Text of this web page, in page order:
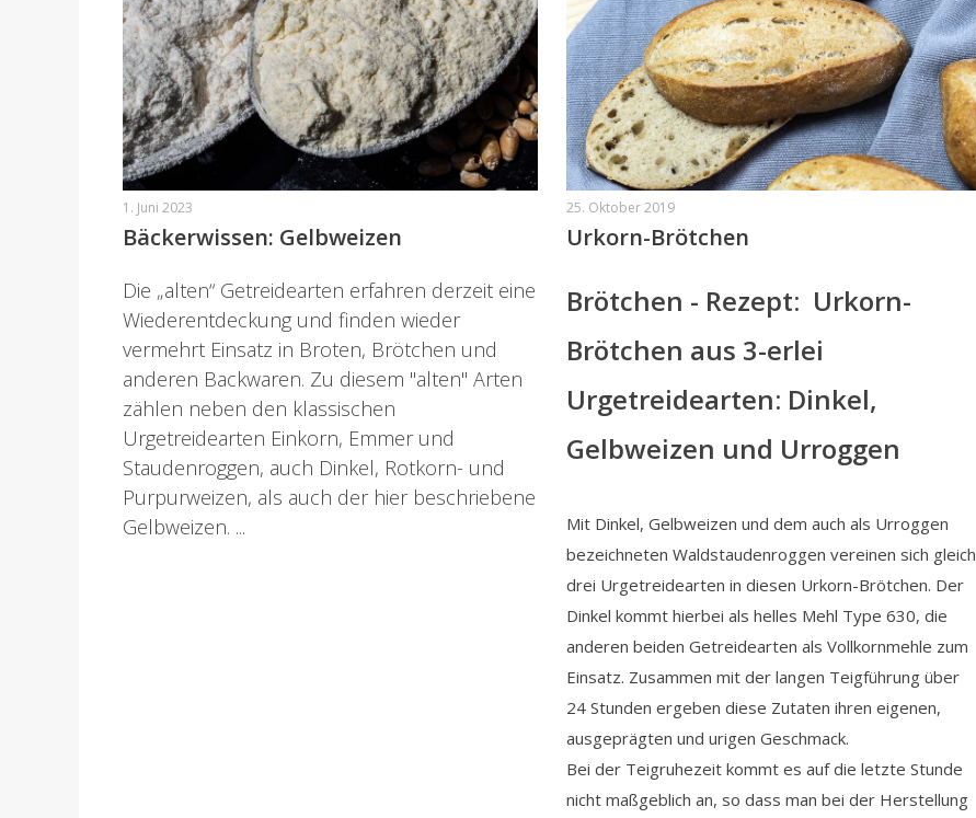
1. Juni 2023
Bäckerwissen: Gelbweizen
Die „alten“ Getreidearten erfahren derzeit eine
Wiederentdeckung und finden wieder
vermehrt Einsatz in Broten, Brötchen und
anderen Backwaren. Zu diesem "alten" Arten
zählen neben den klassischen
Urgetreidearten Einkorn, Emmer und
Staudenroggen, auch Dinkel, Rotkorn- und
Purpurweizen, als auch der hier beschriebene
Gelbweizen. ...
25. Oktober 2019
Urkorn-Brötchen
Brötchen - Rezept: Urkorn-
Brötchen aus 3-erlei
Urgetreidearten: Dinkel,
Gelbweizen und Urroggen
Mit Dinkel, Gelbweizen und dem auch als Urroggen
bezeichneten Waldstaudenroggen vereinen sich gleich
drei Urgetreidearten in diesen Urkorn-Brötchen. Der
Dinkel kommt hierbei als helles Mehl Type 630, die
anderen beiden Getreidearten als Vollkornmehle zum
Einsatz. Zusammen mit der langen Teigführung über
24 Stunden ergeben diese Zutaten ihren eigenen,
ausgeprägten und urigen Geschmack.
Bei der Teigruhezeit kommt es auf die letzte Stunde
nicht maßgeblich an, so dass man bei der Herstellung